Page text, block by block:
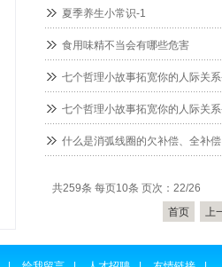
夏季养生小常识-1
食用味精不当会有哪些危害
七个哲理小故事拓宽你的人际关
七个哲理小故事拓宽你的人际关
什么是消弧线圈的欠补偿、全补
共259条 每页10条 页次：22/26
首页
上